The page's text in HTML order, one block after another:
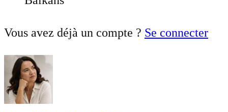
Vous avez déjà un compte ? Se connecter